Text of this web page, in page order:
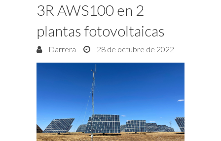
3R AWS100 en 2
plantas fotovoltaicas
Darrera 28 de octubre de 2022